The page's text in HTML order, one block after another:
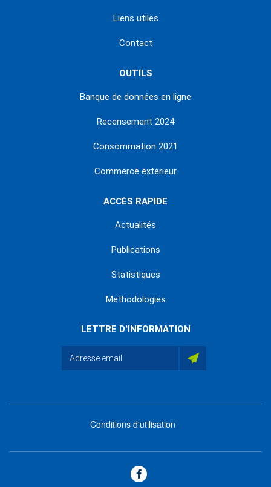
Liens utiles
Contact
OUTILS
Banque de données en ligne
Recensement 2024
Consommation 2021
Commerce extérieur
ACCÈS RAPIDE
Actualités
Publications
Statistiques
Methodologies
LETTRE D'INFORMATION
footer
Conditions d'utilisation